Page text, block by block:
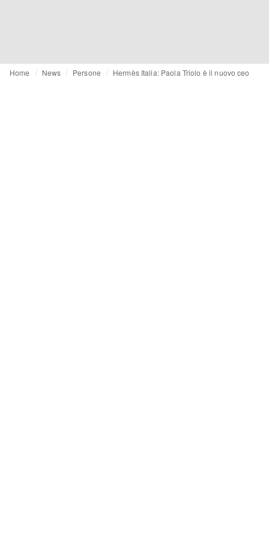
Home News Persone Hermès Italia: Paola Triolo è il nuovo ceo